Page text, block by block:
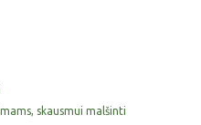
skausmui malšinti